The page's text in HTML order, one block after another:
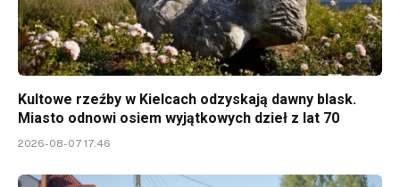
Kultowe rzeźby w Kielcach odzyskają dawny blask.
Miasto odnowi osiem wyjątkowych dzieł z lat 70
2026-08-07 17:46